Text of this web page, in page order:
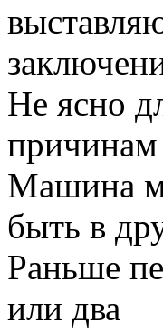
Не ясно
причинам
Машина
быть в
Раньше
или два